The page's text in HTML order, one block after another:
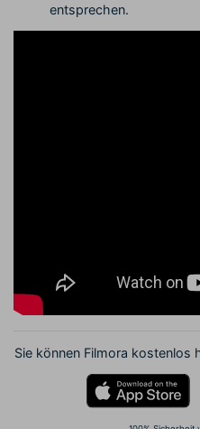
entsprechen.
Sie können Filmora kostenlos